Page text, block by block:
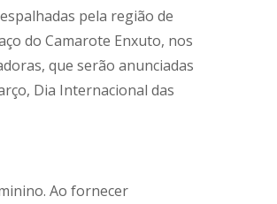
pela região de
do Camarote Enxuto, nos
que serão anunciadas
Dia Internacional das
Ao fornecer